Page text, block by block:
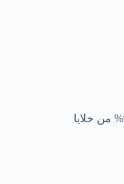
اكتشف العلماء زيت سحري يقضي علي 90% من خلايا